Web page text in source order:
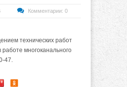
Комментарии: 0
технических работ
многоканального
47.